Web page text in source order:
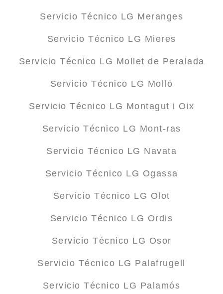
Servicio Técnico LG Meranges
Servicio Técnico LG Mieres
Servicio Técnico LG Mollet de Peralada
Servicio Técnico LG Molló
Servicio Técnico LG Montagut i Oix
Servicio Técnico LG Mont-ras
Servicio Técnico LG Navata
Servicio Técnico LG Ogassa
Servicio Técnico LG Olot
Servicio Técnico LG Ordis
Servicio Técnico LG Osor
Servicio Técnico LG Palafrugell
Servicio Técnico LG Palamós